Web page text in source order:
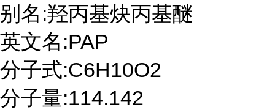
别名:羟丙基炔丙基醚
英文名:PAP
分子式:C6H10O2
分子量:114.142